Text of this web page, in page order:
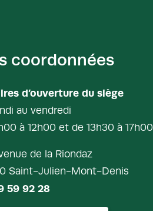
coordonnées
d’ouverture du siège
au vendredi
à 12h00 et de 13h30 à 17h00
de la Riondaz
Saint-Julien-Mont-Denis
59 92 28